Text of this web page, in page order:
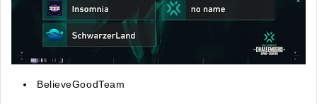
BelieveGoodTeam